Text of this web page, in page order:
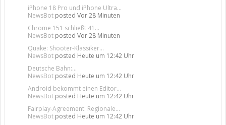
iPhone 18 Pro und iPhone Ultra...
NewsBot posted Vor 28 Minuten
Chrome 151 schließt 41...
NewsBot posted Vor 28 Minuten
Quake: Shooter-Klassiker...
NewsBot posted Heute um 12:42 Uhr
Deutsche Bahn:...
NewsBot posted Heute um 12:42 Uhr
Android bekommt einen Editor...
NewsBot posted Heute um 12:42 Uhr
Fairplay-Agreement: Regionale...
NewsBot posted Heute um 12:42 Uhr